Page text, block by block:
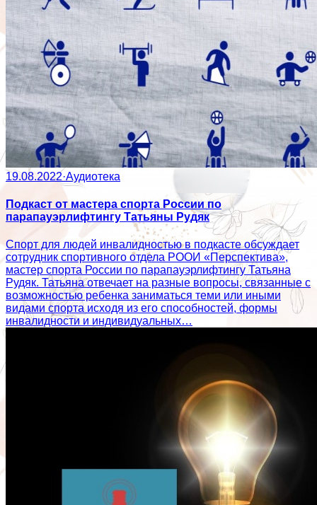
19.08.2022·Аудиотека
Подкаст от мастера спорта России по
парапауэрлифтингу Татьяны Рудяк
Спорт для людей инвалидностью в подкасте обсуждает
сотрудник спортивного отдела РООИ «Перспектива»,
мастер спорта России по парапауэрлифтингу Татьяна
Рудяк. Татьяна отвечает на разные вопросы, связанные с
возможностью ребенка заниматься теми или иными
видами спорта исходя из его способностей, формы
инвалидности и индивидуальных…